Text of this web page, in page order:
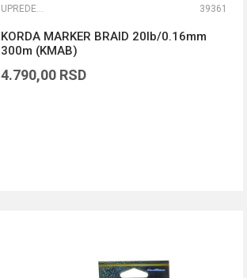
UPREDENE STRUNE 39361
KORDA MARKER BRAID 20lb/0.16mm
300m (KMAB)
4.790,00 RSD